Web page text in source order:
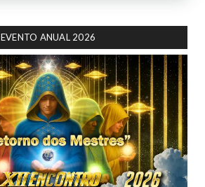
EVENTO ANUAL 2026